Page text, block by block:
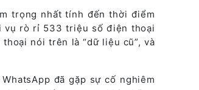
trọng nhất tính đến thời điểm
vụ rò rỉ 533 triệu số điện thoại
nói trên là “dữ liệu cũ”, và
đã gặp sự cố nghiêm